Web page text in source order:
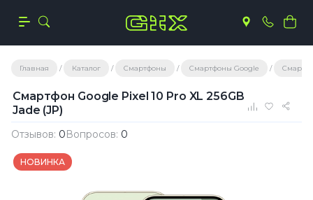
Главная Каталог Смартфоны Смартфоны Google
Смартфон Google Pixel 10 Pro XL 256GB
Jade (JP)
Отзывов: 0Вопросов: 0
НОВИНКА